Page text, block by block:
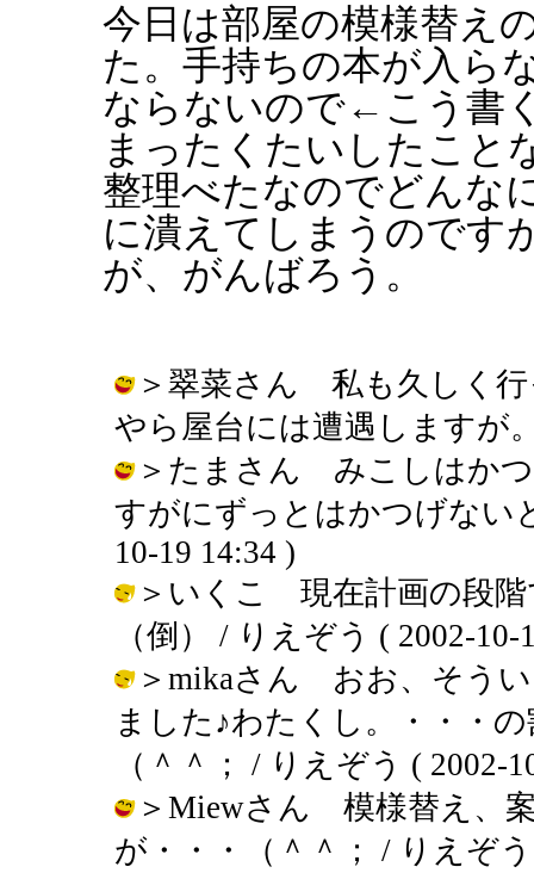
今日は部屋の模様替え
た。手持ちの本が入ら
ならないので←こう書
まったくたいしたこと
整理べたなのでどんな
に潰えてしまうのです
が、がんばろう。
＞翠菜さん 私も久しく行
やら屋台には遭遇しますが
＞たまさん みこしはか
すがにずっとはかつげない
10-19 14:34 )
＞いくこ 現在計画の段階
（倒） / りえぞう ( 2002-10-
＞mikaさん おお、そうい
ました♪わたくし。・・・
（＾＾； / りえぞう ( 2002-
＞Miewさん 模様替え、
が・・・（＾＾； / りえぞ